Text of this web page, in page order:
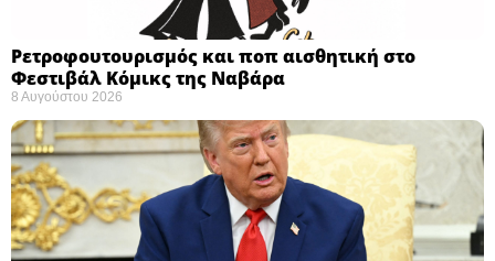
Ρετροφουτουρισμός και ποπ αισθητική στο
Φεστιβάλ Κόμικς της Ναβάρα ​
8 Αυγούστου 2026